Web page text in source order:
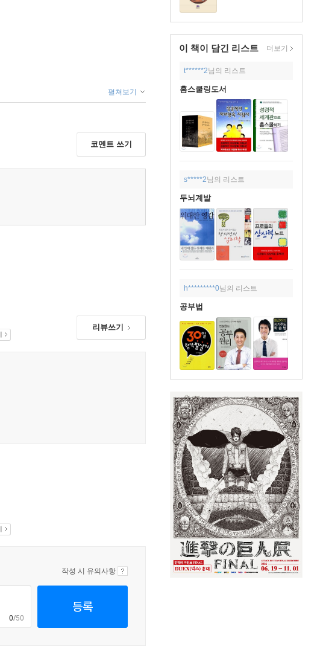
이 책이 담긴 리스트 더보기
t******2님의 리스트
홈스쿨링도서
s*****2님의 리스트
두뇌계발
h*********0님의 리스트
공부법
펼쳐보기
코멘트 쓰기
리뷰쓰기
작성 시 유의사항
0/50
등록